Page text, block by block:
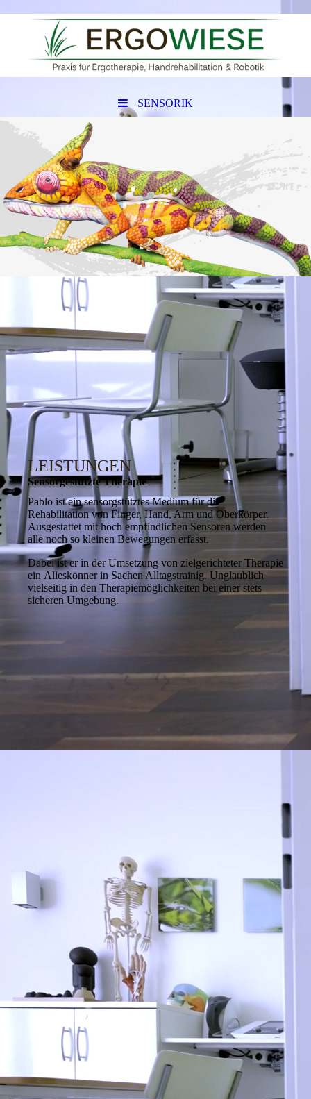
SENSORIK
LEISTUNGEN
Sensorgestützte Therapie
Pablo ist ein sensorgstütztes Medium für die
Rehabilitation von Finger, Hand, Arm und Oberkörper.
Ausgestattet mit hoch empfindlichen Sensoren werden
alle noch so kleinen Bewegungen erfasst.
Dabei ist er in der Umsetzung von zielgerichteter Therapie
ein Alleskönner in Sachen Alltagstrainig. Unglaublich
vielseitig in den Therapiemöglichkeiten bei einer stets
sicheren Umgebung.